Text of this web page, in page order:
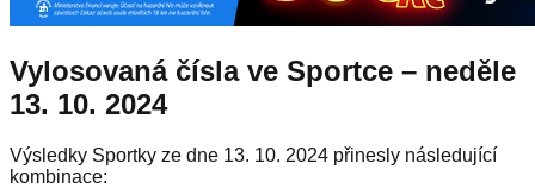
Vylosovaná čísla ve Sportce – neděle
13. 10. 2024
Výsledky Sportky ze dne 13. 10. 2024 přinesly následující
kombinace: